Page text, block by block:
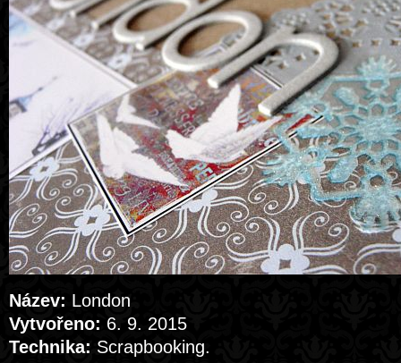
Název: London
Vytvořeno: 6. 9. 2015
Technika: Scrapbooking.